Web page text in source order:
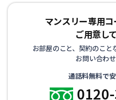
マンスリー専用
ご用意し
お部屋のこと、契約のこ
お問い合わ
通話料無料で